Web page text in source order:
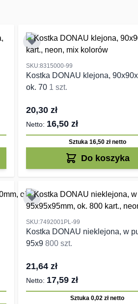
SKU:8315000-99
Kostka DONAU klejona,
ok. 70 1 szt.
20,30 zł
16,50 zł
Sztuka 16,50 złnetto
Do koszyka
SKU:7492001PL-99
Kostka DONAU nieklejona, w
95x9 800 szt.
21,64 zł
17,59 zł
Sztuka 0,02 złnetto